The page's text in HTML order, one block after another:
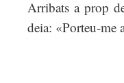
Arribats a prop
deia: «Porteu-me